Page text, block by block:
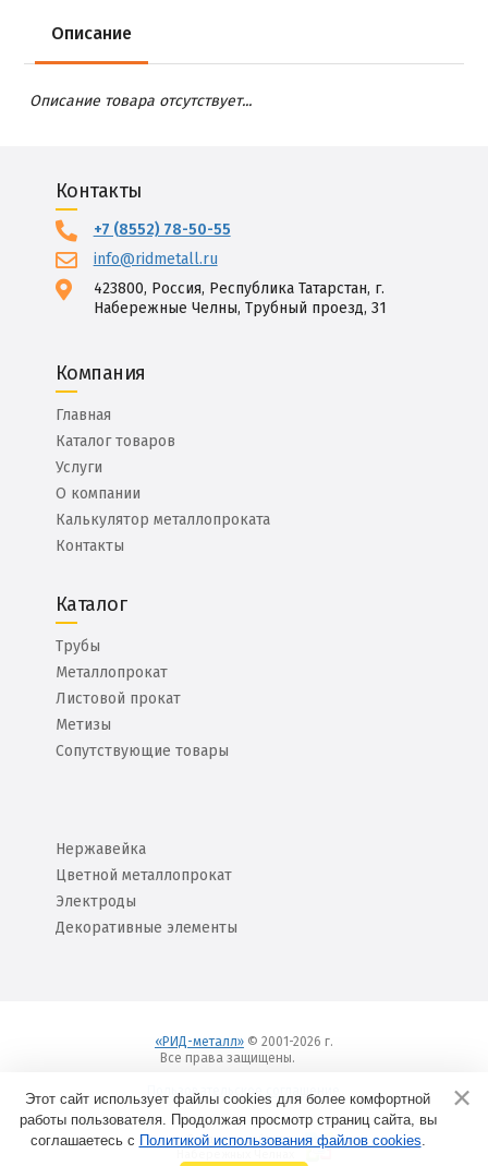
Описание
Описание товара отсутствует...
Контакты
+7 (8552) 78-50-55
info@ridmetall.ru
423800, Россия, Республика Татарстан, г.
Набережные Челны, Трубный проезд, 31
Компания
Главная
Каталог товаров
Услуги
О компании
Калькулятор металлопроката
Контакты
Каталог
Трубы
Металлопрокат
Листовой прокат
Метизы
Сопутствующие товары
Нержавейка
Цветной металлопрокат
Электроды
Декоративные элементы
«РИД-металл»© 2001-2026 г.
Все права защищены.
Пользовательское соглашение
Создание сайтов в
Этот сайт использует файлы cookies для более комфортной
работы пользователя. Продолжая просмотр страниц сайта, вы
соглашаетесь с Политикой использования файлов cookies.